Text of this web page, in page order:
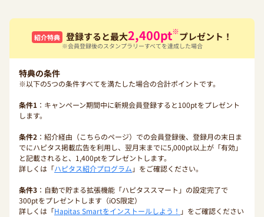
紹介特典 登録すると最大2,400pt※プレゼント！
※会員登録後のスタンプラリーすべてを達成した場合
特典の条件
※以下の5つの条件すべてを満たした場合の合計ポイントです。
条件1 ：キャンペーン期間中に新規会員登録すると100ptをプレゼント
します。
条件2 ：紹介経由（こちらのページ）での会員登録後、登録月の末日ま
でにハピタス掲載広告を利用し、翌月末までに5,000pt以上が「有効」
と記載されると、1,400ptをプレゼントします。
詳しくは「ハピタス紹介プログラム 」をご確認ください。
条件3 ：自動で貯まる拡張機能「ハピタススマート」の設定完了で
300ptをプレゼントします（iOS限定）
詳しくは「Hapitas Smartをインストールしよう！ 」をご確認ください